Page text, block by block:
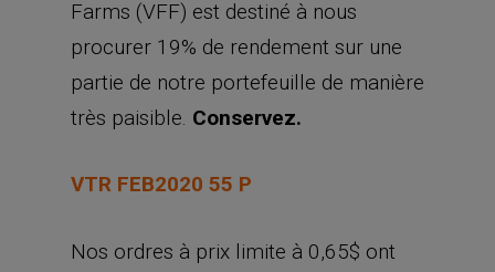
Farms (VFF) est destiné à nous
procurer 19% de rendement sur une
partie de notre portefeuille de manière
très paisible. Conservez.
VTR FEB2020 55 P
Nos ordres à prix limite à 0,65$ ont